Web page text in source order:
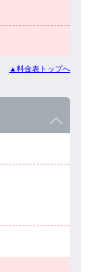
▲料金表トップへ